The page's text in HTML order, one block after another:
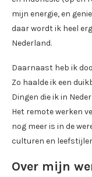
mijn energie, en
daar wordt ik heel
Nederland.
Daarnaast heb ik
Zo haalde ik een
Dingen die ik in
Het remote werken
nog meer is in de
culturen en
Over mijn